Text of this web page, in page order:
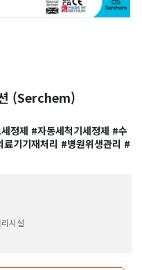
(Serchem)
정제 #자동세척기세정제 #수
료기기재처리 #병원위생관리 #
시설